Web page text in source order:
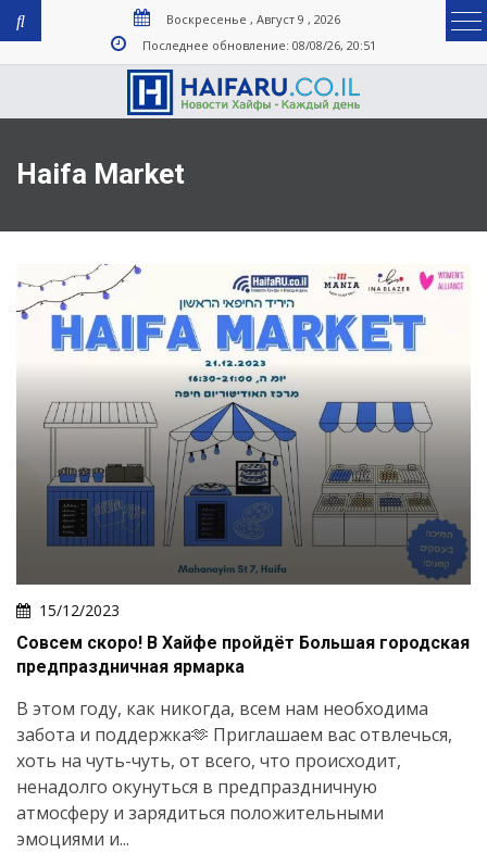
Воскресенье , Август 9 , 2026
Последнее обновление: 08/08/26, 20:51
Haifa Market
15/12/2023
Совсем скоро! В Хайфе пройдёт Большая городская
предпраздничная ярмарка
В этом году, как никогда, всем нам необходима
забота и поддержка🫶 Приглашаем вас отвлечься,
хоть на чуть-чуть, от всего, что происходит,
ненадолго окунуться в предпраздничную
атмосферу и зарядиться положительными
эмоциями и...